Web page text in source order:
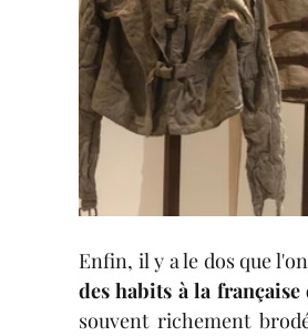
Enfin, il y a le dos que
des habits à la
souvent richement